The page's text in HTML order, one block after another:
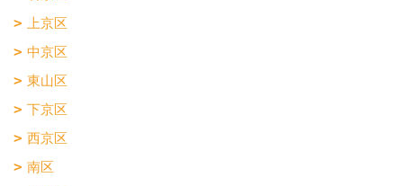
上京区
中京区
東山区
下京区
西京区
南区